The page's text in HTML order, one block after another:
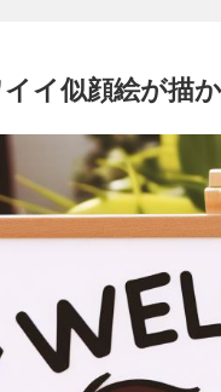
イ似顔絵が描